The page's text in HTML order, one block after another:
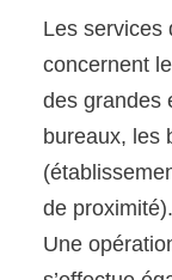
Les services
concernent
des grandes
bureaux, les
de proximité).
Une